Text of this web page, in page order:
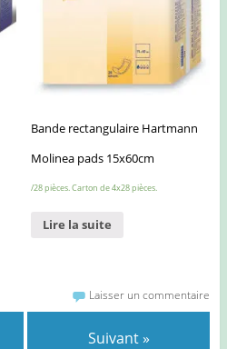
Bande rectangulaire Hartmann
Molinea pads 15x60cm
/28 pièces. Carton de 4x28 pièces.
Lire la suite
Laisser un commentaire
Suivant »